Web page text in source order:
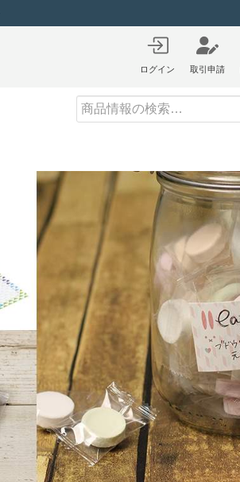
ログイン 取引申請
Search